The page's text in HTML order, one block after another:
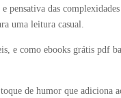
pensativa das
uma leitura casual.
e como ebooks grátis pdf
de humor que adiciona